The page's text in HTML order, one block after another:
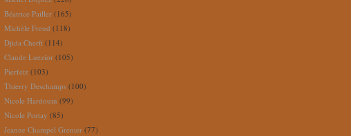
Béatrice Pailler (165)
Michèle Freud (118)
Djida Cherfi (114)
Claude Luezior (105)
Pierfetz (103)
Thierry Deschamps (100)
Nicole Hardouin (99)
Nicole Portay (85)
Jeanne Champel Grenier (77)